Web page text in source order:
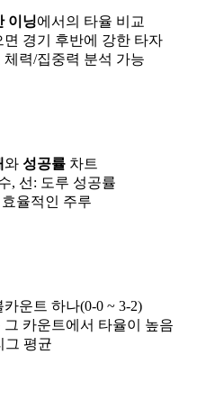
이닝에서의 타율 비교
경기 후반에 강한 타자
력/집중력 분석 가능
와 성공률 차트
, 선: 도루 성공률
율적인 주루
운트 하나(0-0 ~ 3-2)
카운트에서 타율이 높음
그 평균